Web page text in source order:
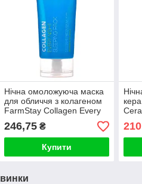
Нічна омоложуюча маска
для обличчя з колагеном
FarmStay Collagen Every
Night Sleeping Pack 120ml
246,75₴
Купити
210